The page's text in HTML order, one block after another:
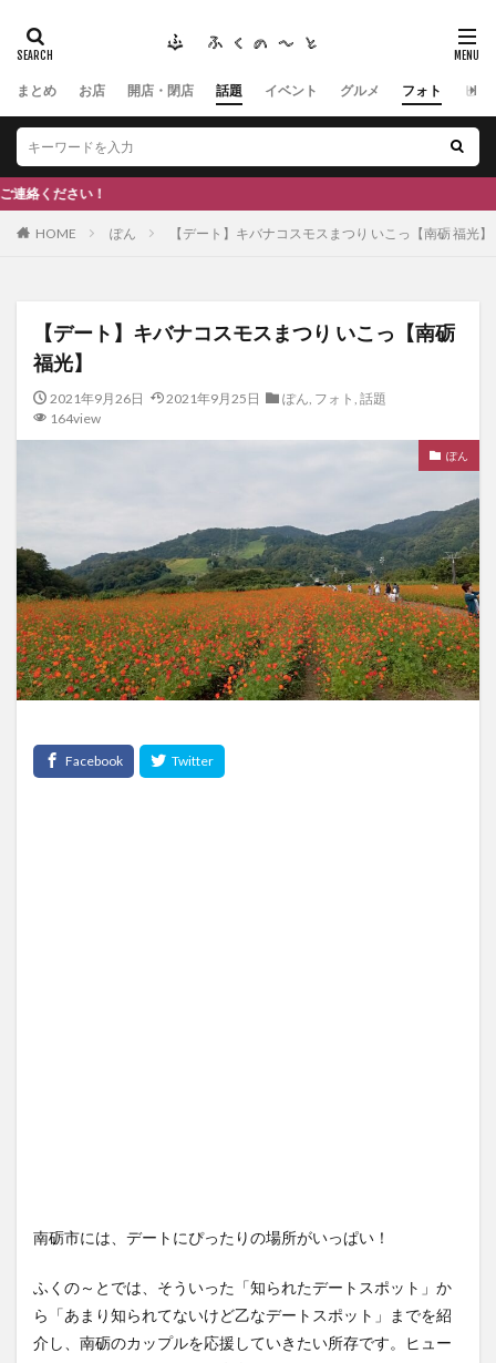
まとめ お店 開店・閉店 話題 イベント グルメ フォト ヒト
HOME ぽん 【デート】キバナコスモスまつり いこっ【南砺 福光】
【デート】キバナコスモスまつり いこっ【南砺
福光】
2021年9月26日 2021年9月25日 ぽん, フォト , 話題
164view
ぽん
南砺市には、デートにぴったりの場所がいっぱい！
ふくの～とでは、そういった「知られたデートスポット」か
ら「あまり知られてないけど乙なデートスポット」までを紹
介し、南砺のカップルを応援していきたい所存です。ヒュー
タグ
#ふくの里 南砺 福野 福光 神社
南砺市
南砺市、福光、カフェ
#イタリアン
ひーちゃん